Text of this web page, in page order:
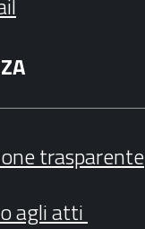
trasparente
agli atti